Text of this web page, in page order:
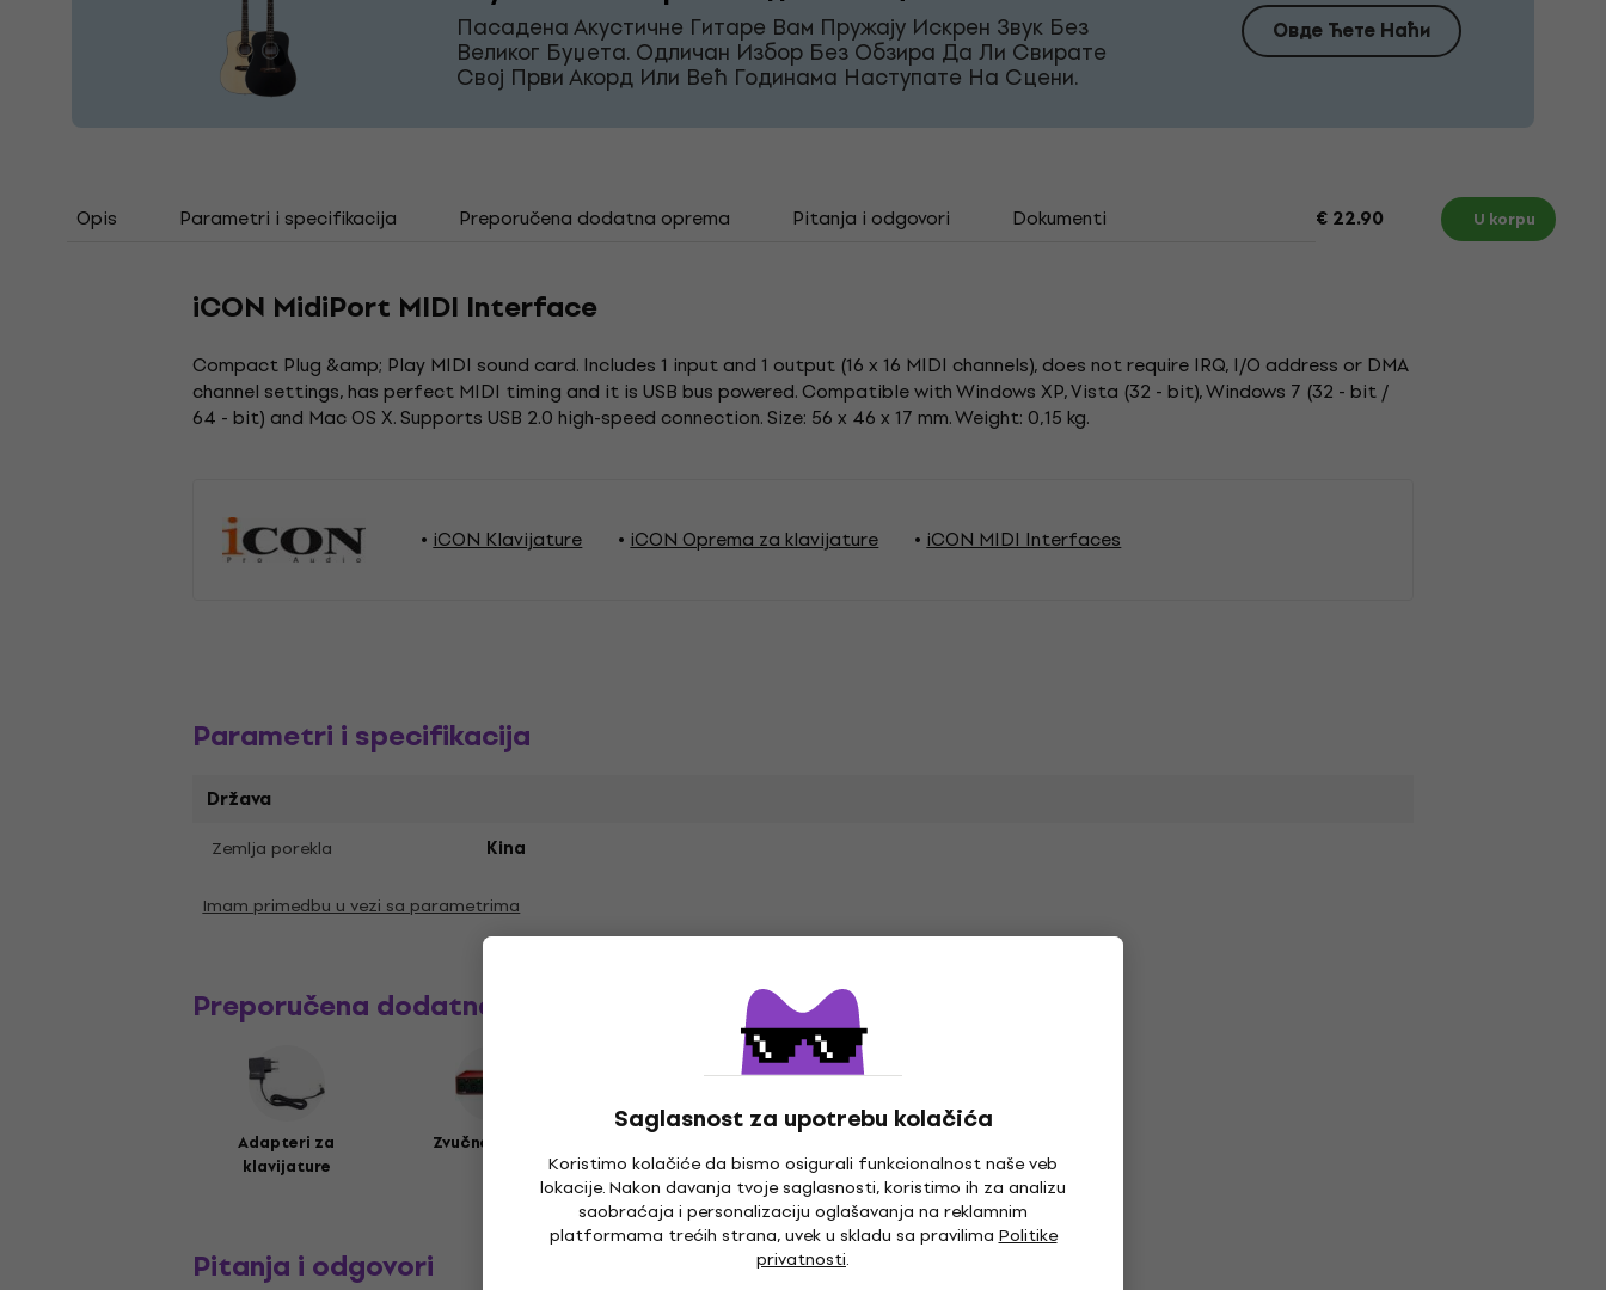
Saglasnost za upotrebu kolačića
Koristimo kolačiće da bismo osigurali funkcionalnost naše veb
lokacije. Nakon davanja tvoje saglasnosti, koristimo ih za analizu
saobraćaja i personalizaciju oglašavanja na reklamnim
platformama trećih strana, uvek u skladu sa pravilimaPolitike
privatnosti.
Пасадена Акустичне Гитаре Вам Пружају Искрен Звук Без
Великог Буџета. Одличан Избор Без Обзира Да Ли Свирате
Свој Први Акорд Или Већ Годинама Наступате На Сцени.
Овде Ћете Наћи
Opis Parametri i specifikacija Preporučena dodatna oprema Pitanja i odgovori Dokumenti € 22.90 U korpu
iCON MidiPort MIDI Interface
Compact Plug &amp; Play MIDI sound card. Includes 1 input and 1 output (16 x 16 MIDI channels), does not require IRQ, I/O address or DMA
channel settings, has perfect MIDI timing and it is USB bus powered. Compatible with Windows XP, Vista (32 - bit), Windows 7 (32 - bit /
64 - bit) and Mac OS X. Supports USB 2.0 high-speed connection. Size: 56 x 46 x 17 mm. Weight: 0,15 kg.
iCON Klavijature iCON Oprema za klavijature iCON MIDI Interfaces
Parametri i specifikacija
Država
Zemlja porekla Kina
Imam primedbu u vezi sa parametrima
Preporučena dodatna oprema
Adapteri za
klavijature
Zvučne kartice
Pitanja i odgovori